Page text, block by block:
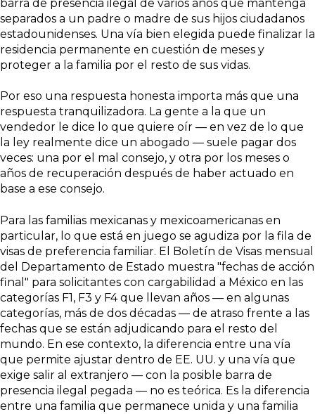
barra de presencia ilegal de varios años que mantenga
separados a un padre o madre de sus hijos ciudadanos
estadounidenses. Una vía bien elegida puede finalizar la
residencia permanente en cuestión de meses y
proteger a la familia por el resto de sus vidas.
Por eso una respuesta honesta importa más que una
respuesta tranquilizadora. La gente a la que un
vendedor le dice lo que quiere oír — en vez de lo que
la ley realmente dice un abogado — suele pagar dos
veces: una por el mal consejo, y otra por los meses o
años de recuperación después de haber actuado en
base a ese consejo.
Para las familias mexicanas y mexicoamericanas en
particular, lo que está en juego se agudiza por la fila de
visas de preferencia familiar. El Boletín de Visas mensual
del Departamento de Estado muestra "fechas de acción
final" para solicitantes con cargabilidad a México en las
categorías F1, F3 y F4 que llevan años — en algunas
categorías, más de dos décadas — de atraso frente a las
fechas que se están adjudicando para el resto del
mundo. En ese contexto, la diferencia entre una vía
que permite ajustar dentro de EE. UU. y una vía que
exige salir al extranjero — con la posible barra de
presencia ilegal pegada — no es teórica. Es la diferencia
entre una familia que permanece unida y una familia